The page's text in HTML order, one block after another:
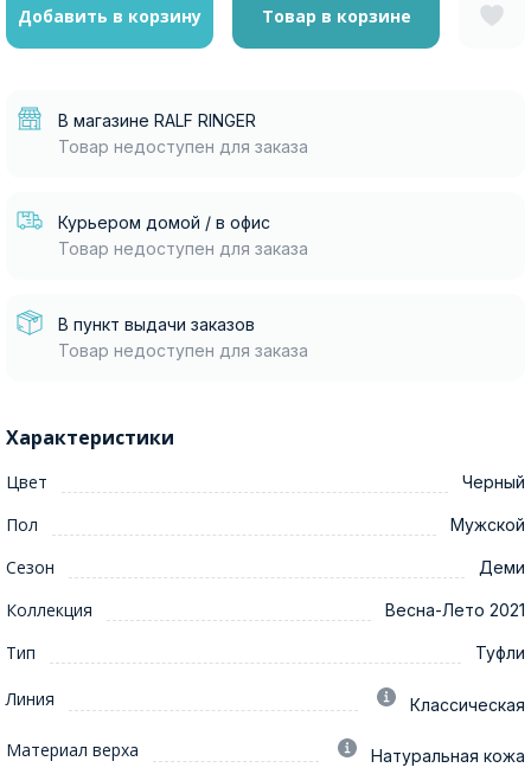
Добавить в корзину Товар в корзине
В магазине RALF RINGER
Товар недоступен для заказа
Курьером домой / в офис
Товар недоступен для заказа
В пункт выдачи заказов
Товар недоступен для заказа
Характеристики
Цвет Черный
Пол Мужской
Сезон Деми
Коллекция Весна-Лето 2021
Тип Туфли
Линия Классическая
Материал верха Натуральная кожа